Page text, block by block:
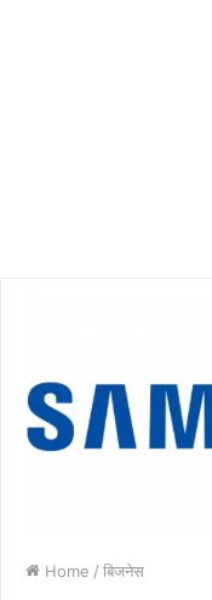
Home / बिजनेस